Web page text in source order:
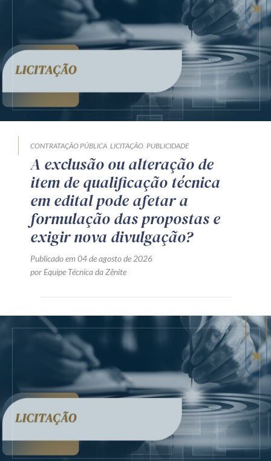
CONTRATAÇÃO PÚBLICA LICITAÇÃO PUBLICIDADE
A exclusão ou alteração de
item de qualificação técnica
em edital pode afetar a
formulação das propostas e
exigir nova divulgação?
Publicado em 04 de agosto de 2026
por Equipe Técnica da Zênite